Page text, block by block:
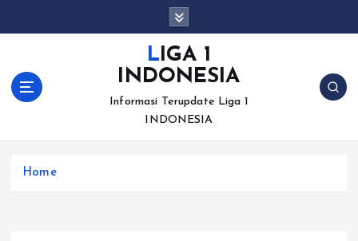
LIGA 1
INDONESIA
Informasi Terupdate Liga 1
INDONESIA
Home